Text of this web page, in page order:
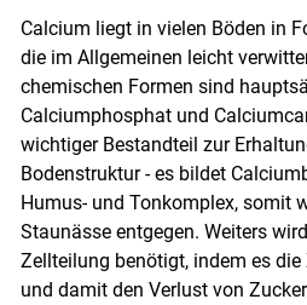
Calcium liegt in vielen Böden in
die im Allgemeinen leicht
chemischen Formen sind
Calciumphosphat und
wichtiger Bestandteil zur
Bodenstruktur - es bildet
Humus- und Tonkomplex, somit
Staunässe entgegen. Weiters
Zellteilung benötigt, indem es
und damit den Verlust von